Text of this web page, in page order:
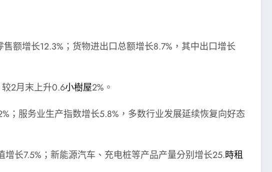
额增长12.3%；货物进出口总额增长8.7%，其中出口增长
2月末上升0.6小樹屋2%。
服务业生产指数增长5.8%，多数行业发展延续恢复向好态
长7.5%；新能源汽车、充电桩等产品产量分别增长25.時租